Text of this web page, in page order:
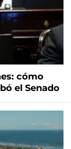
cómo
el Senado